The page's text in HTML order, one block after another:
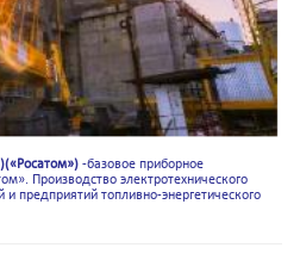
-базовое приборное
Производство электротехнического
предприятий топливно-энергетического